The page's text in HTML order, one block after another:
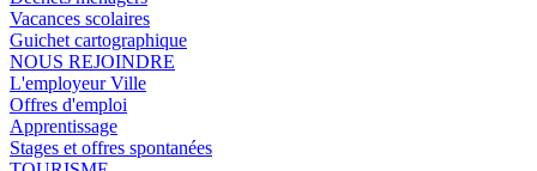
Vacances scolaires
Guichet cartographique
NOUS REJOINDRE
L'employeur Ville
Offres d'emploi
Apprentissage
Stages et offres spontanées